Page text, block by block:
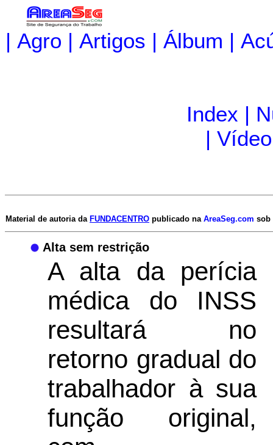
| Agro | Artigos | Álbum |
Index |
| Vídeo
Material de autoria da FUNDACENTRO publicado na AreaSeg.com sob
Alta sem restrição
A alta da perícia
médica do INSS
resultará no
retorno gradual do
trabalhador à sua
função original,